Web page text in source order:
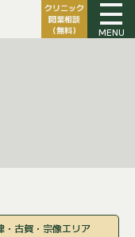
クリニック
開業相談
（無料）
MENU
・古賀・宗像エリア